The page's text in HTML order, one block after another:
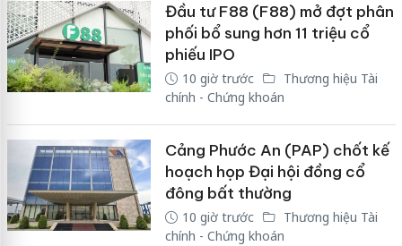
Đầu tư F88 (F88) mở đợt phân
phối bổ sung hơn 11 triệu cổ
phiếu IPO
10 giờ trước
Thương hiệu Tài
chính - Chứng khoán
Cảng Phước An (PAP) chốt kế
hoạch họp Đại hội đồng cổ
đông bất thường
10 giờ trước
Thương hiệu Tài
chính - Chứng khoán